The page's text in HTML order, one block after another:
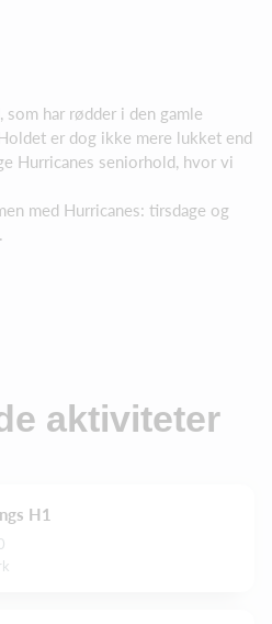
har rødder i den gamle
er dog ikke mere lukket end
Hurricanes seniorhold, hvor vi
med Hurricanes: tirsdage og
aktiviteter
H1